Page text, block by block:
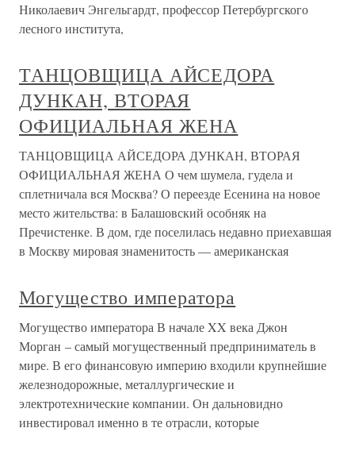
Николаевич Энгельгардт, профессор Петербургского
лесного института,
ТАНЦОВЩИЦА АЙСЕДОРА
ДУНКАН, ВТОРАЯ
ОФИЦИАЛЬНАЯ ЖЕНА
ТАНЦОВЩИЦА АЙСЕДОРА ДУНКАН, ВТОРАЯ
ОФИЦИАЛЬНАЯ ЖЕНА О чем шумела, гудела и
сплетничала вся Москва? О переезде Есенина на новое
место жительства: в Балашовский особняк на
Пречистенке. В дом, где поселилась недавно приехавшая
в Москву мировая знаменитость — американская
Могущество императора
Могущество императора В начале XX века Джон
Морган – самый могущественный предприниматель в
мире. В его финансовую империю входили крупнейшие
железнодорожные, металлургические и
электротехнические компании. Он дальновидно
инвестировал именно в те отрасли, которые